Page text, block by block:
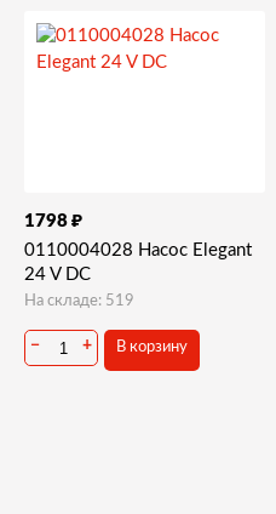
1798 ₽
0110004028 Насос Elegant
24 V DC
На складе: 519
− + В корзину